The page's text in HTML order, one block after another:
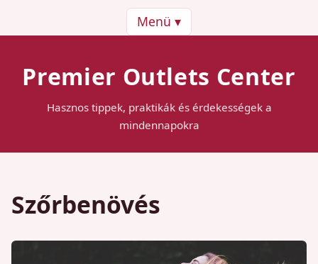
Menü ▾
Premier Outlets Center
Hasznos tippek, praktikák és érdekességek a
mindennapokra
Szőrbenövés